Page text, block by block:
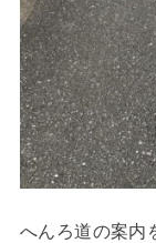
へんろ道の案内